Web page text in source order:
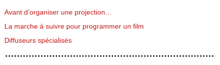
Avant d’organiser une projection…
La marche à suivre pour programmer un film
Diffuseurs spécialisés